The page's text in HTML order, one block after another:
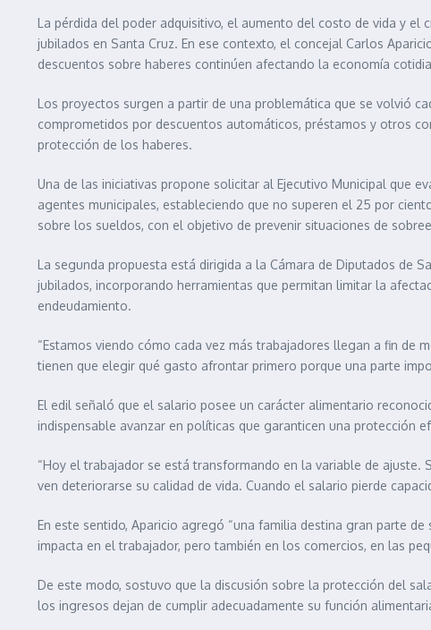
La pérdida del poder adquisitivo, el aumento del costo de vida y
jubilados en Santa Cruz. En ese contexto, el concejal Carlos
descuentos sobre haberes continúen afectando la economía
Los proyectos surgen a partir de una problemática que se volvió
comprometidos por descuentos automáticos, préstamos y otros
protección de los haberes.
Una de las iniciativas propone solicitar al Ejecutivo Municipal que
agentes municipales, estableciendo que no superen el 25 por
sobre los sueldos, con el objetivo de prevenir situaciones de
La segunda propuesta está dirigida a la Cámara de Diputados de
jubilados, incorporando herramientas que permitan limitar la
endeudamiento.
“Estamos viendo cómo cada vez más trabajadores llegan a fin de
tienen que elegir qué gasto afrontar primero porque una parte
El edil señaló que el salario posee un carácter alimentario
indispensable avanzar en políticas que garanticen una protección
“Hoy el trabajador se está transformando en la variable de ajuste.
ven deteriorarse su calidad de vida. Cuando el salario pierde
En este sentido, Aparicio agregó “una familia destina gran parte
impacta en el trabajador, pero también en los comercios, en las
De este modo, sostuvo que la discusión sobre la protección del
los ingresos dejan de cumplir adecuadamente su función